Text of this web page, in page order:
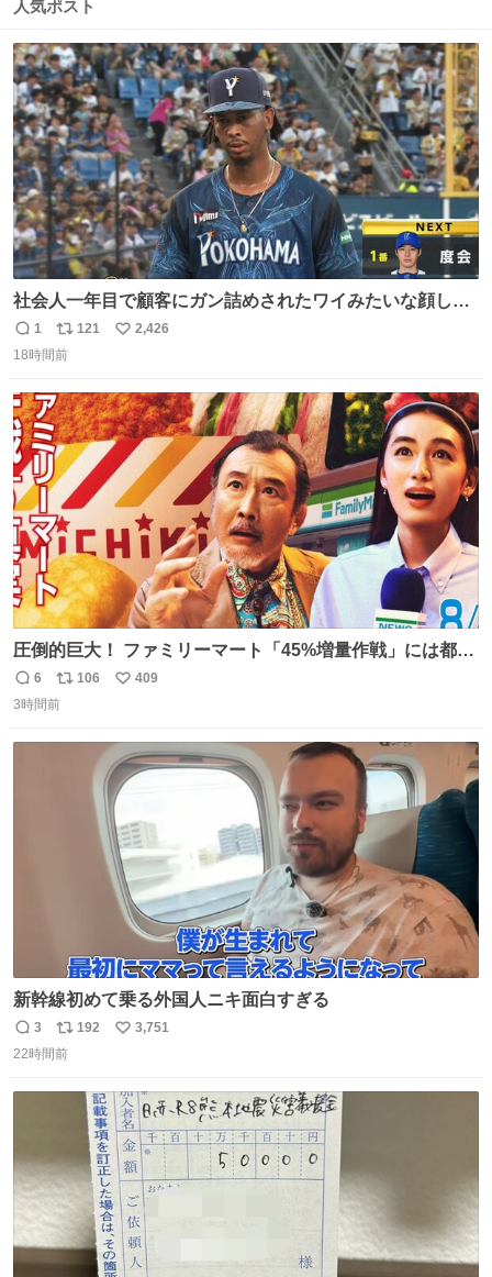
数
ス
数
人気ポスト
社会人一年目で顧客にガン詰めされたワイみたいな顔して
る
返
信
1
リ
ポ
ト
数
121
い
数
2,426
18時間前
圧倒的巨大！ ファミリーマート「45%増量作戦」には都市
伝説が隠されている、のかもしれない。 web-
mu.jp/news/79509/
返
信
6
リ
ポ
106
い
数
409
3時間前
新幹線初めて乗る外国人ニキ面白すぎる
返
信
3
リ
ポ
192
い
数
3,751
22時間前